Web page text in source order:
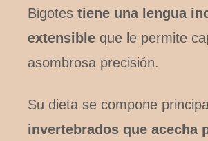
Bigotes tiene una lengua
extensible que le permite
asombrosa precisión.
Su dieta se compone
invertebrados que acecha